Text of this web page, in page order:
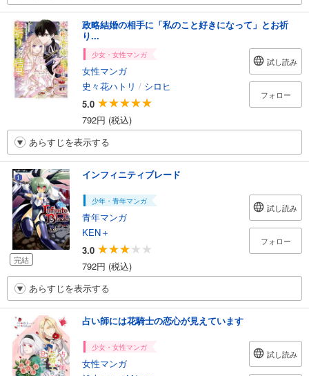
政略結婚の相手に「私のこと好きになって」とお祈
り...
少女・女性マンガ
女性マンガ
史々花ハトリ / シロヒ
5.0
792円 (税込)
試し読み
フォロー
あらすじを表示する
完結
インフィニティブレード
少年・青年マンガ
青年マンガ
KEN＋
3.0
792円 (税込)
試し読み
フォロー
あらすじを表示する
占い師には花騎士の恋心が見えています
少女・女性マンガ
女性マンガ
試し読み